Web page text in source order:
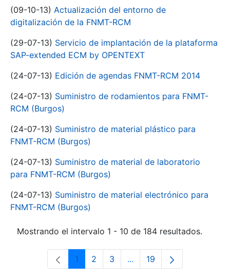
(09-10-13) Actualización del entorno de
digitalización de la FNMT-RCM
(29-07-13) Servicio de implantación de la plataforma
SAP-extended ECM by OPENTEXT
(24-07-13) Edición de agendas FNMT-RCM 2014
(24-07-13) Suministro de rodamientos para FNMT-
RCM (Burgos)
(24-07-13) Suministro de material plástico para
FNMT-RCM (Burgos)
(24-07-13) Suministro de material de laboratorio
para FNMT-RCM (Burgos)
(24-07-13) Suministro de material electrónico para
FNMT-RCM (Burgos)
Mostrando el intervalo 1 - 10 de 184 resultados.
Página
1 Página
2 Página
3 ...Páginas intermedias Use
Página
19